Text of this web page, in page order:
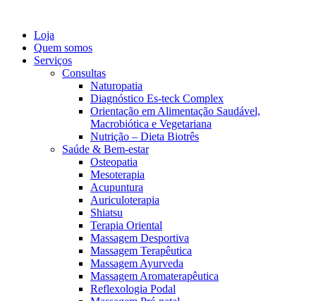
Loja
Quem somos
Serviços
Consultas
Naturopatia
Diagnóstico Es-teck Complex
Orientação em Alimentação Saudável,
Macrobiótica e Vegetariana
Nutrição – Dieta Biotrês
Saúde & Bem-estar
Osteopatia
Mesoterapia
Acupuntura
Auriculoterapia
Shiatsu
Terapia Oriental
Massagem Desportiva
Massagem Terapêutica
Massagem Ayurveda
Massagem Aromaterapêutica
Reflexologia Podal